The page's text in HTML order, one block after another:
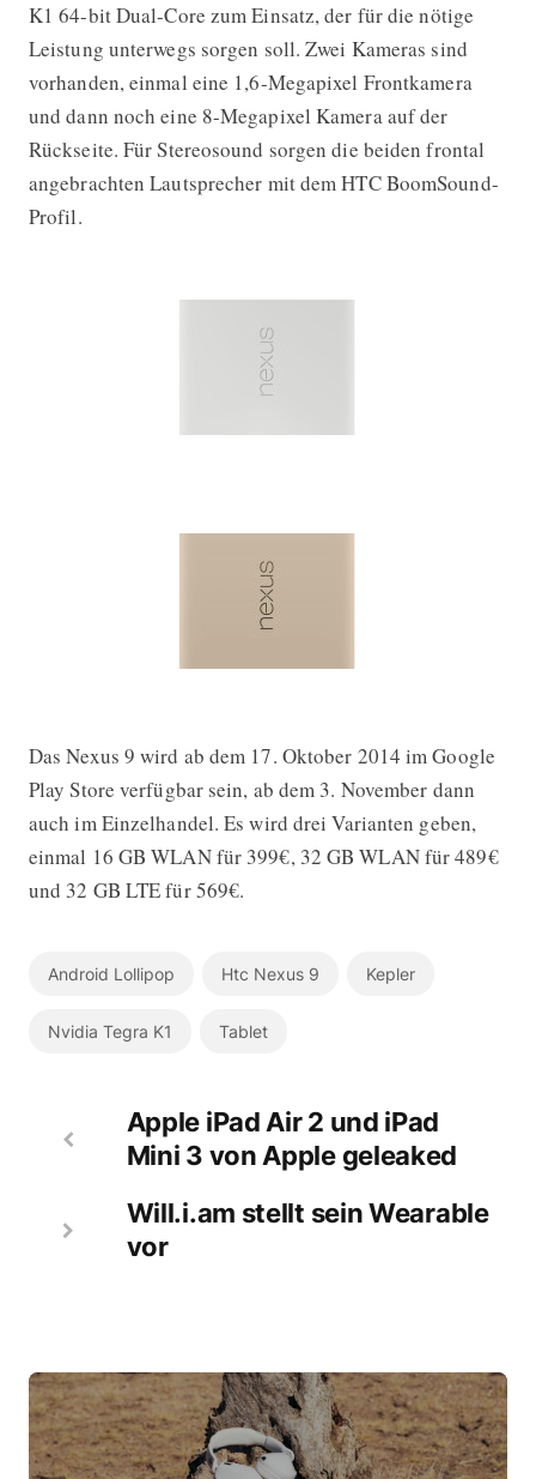
K1 64-bit Dual-Core zum Einsatz, der für die nötige
Leistung unterwegs sorgen soll. Zwei Kameras sind
vorhanden, einmal eine 1,6-Megapixel Frontkamera
und dann noch eine 8-Megapixel Kamera auf der
Rückseite. Für Stereosound sorgen die beiden frontal
angebrachten Lautsprecher mit dem HTC BoomSound-
Profil.
Das Nexus 9 wird ab dem 17. Oktober 2014 im Google
Play Store verfügbar sein, ab dem 3. November dann
auch im Einzelhandel. Es wird drei Varianten geben,
einmal 16 GB WLAN für 399€, 32 GB WLAN für 489€
und 32 GB LTE für 569€.
Android Lollipop Htc Nexus 9 Kepler
Nvidia Tegra K1 Tablet
Apple iPad Air 2 und iPad
Mini 3 von Apple geleaked
Will.i.am stellt sein Wearable
vor